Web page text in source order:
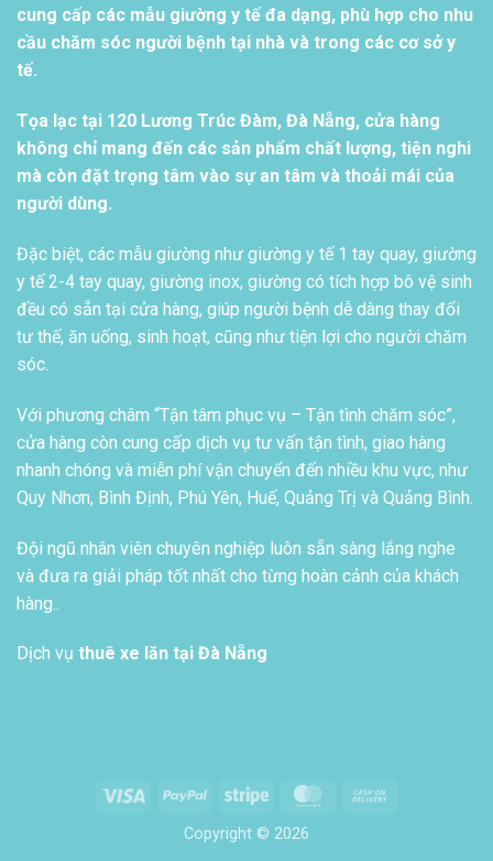
cung cấp các mẫu giường y tế đa dạng, phù hợp cho nhu
cầu chăm sóc người bệnh tại nhà và trong các cơ sở y
tế.
Tọa lạc tại 120 Lương Trúc Đàm, Đà Nẵng, cửa hàng
không chỉ mang đến các sản phẩm chất lượng, tiện nghi
mà còn đặt trọng tâm vào sự an tâm và thoải mái của
người dùng.
Đặc biệt, các mẫu giường như giường y tế 1 tay quay, giường
y tế 2-4 tay quay, giường inox, giường có tích hợp bô vệ sinh
đều có sẵn tại cửa hàng, giúp người bệnh dễ dàng thay đổi
tư thế, ăn uống, sinh hoạt, cũng như tiện lợi cho người chăm
sóc.
Với phương châm “Tận tâm phục vụ – Tận tình chăm sóc”,
cửa hàng còn cung cấp dịch vụ tư vấn tận tình, giao hàng
nhanh chóng và miễn phí vận chuyển đến nhiều khu vực, như
Quy Nhơn, Bình Định, Phú Yên, Huế, Quảng Trị và Quảng Bình.
Đội ngũ nhân viên chuyên nghiệp luôn sẵn sàng lắng nghe
và đưa ra giải pháp tốt nhất cho từng hoàn cảnh của khách
hàng..
Dịch vụ thuê xe lăn tại Đà Nẵng
Visa PayPal Stripe MasterCard
Copyright © 2026